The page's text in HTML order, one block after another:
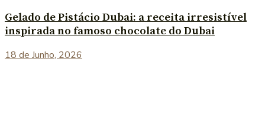
Gelado de Pistácio Dubai: a receita irresistível
inspirada no famoso chocolate do Dubai
18 de Junho, 2026